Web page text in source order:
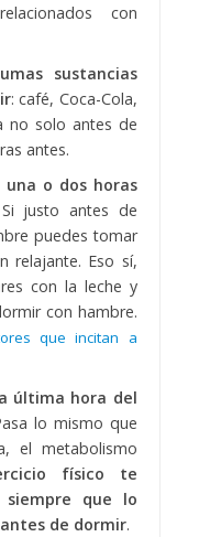
con
sustancias
: café, Coca-Cola,
no solo antes de
antes.
o dos horas
justo antes de
puedes tomar
relajante. Eso sí,
con la leche y
con hambre.
que incitan a
última hora del
lo mismo que
el metabolismo
físico te
que lo
de dormir.